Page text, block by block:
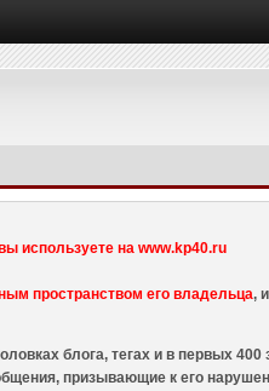
используете на www.kp40.ru
пространством его владельца,
блога, тегах и в первых 400
призывающие к его